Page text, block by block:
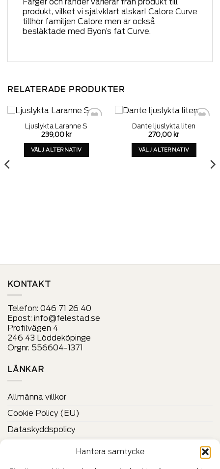
Hantera samtycke
Färger och ränder varierar från produkt till
produkt, vilket vi självklart älskar! Calore Curve
tillhör familjen Calore men är också
besläktade med Byon’s fat Curve.
RELATERADE PRODUKTER
Add to
Ljuslykta Laranne S
239,00 kr
VÄLJ ALTERNATIV
Add to
Dante ljuslykta liten
270,00 kr
VÄLJ ALTERNATIV
KONTAKT
Telefon: 046 71 26 40
Epost: info@felestad.se
Profilvägen 4
246 43 Löddeköpinge
Orgnr. 556604-1371
LÄNKAR
Allmänna villkor
Cookie Policy (EU)
Dataskyddspolicy